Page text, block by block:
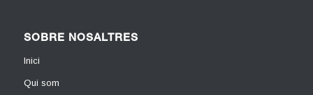
SOBRE NOSALTRES
Inici
Qui som